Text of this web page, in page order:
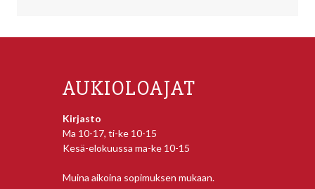
AUKIOLOAJAT
Kirjasto
Ma 10-17, ti-ke 10-15
Kesä-elokuussa ma-ke 10-15
Muina aikoina sopimuksen mukaan.